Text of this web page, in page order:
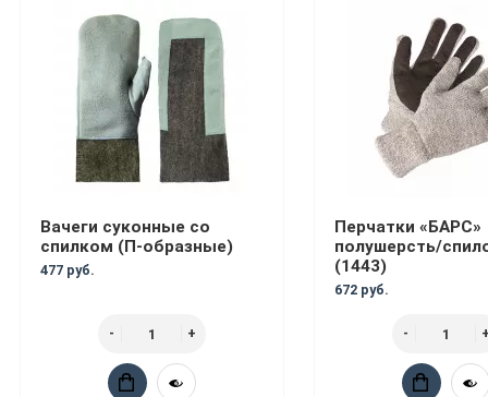
Вачеги суконные со
спилком (П-образные)
477 руб.
Перчатки «БАРС»
полушерсть/
(1443)
672 руб.